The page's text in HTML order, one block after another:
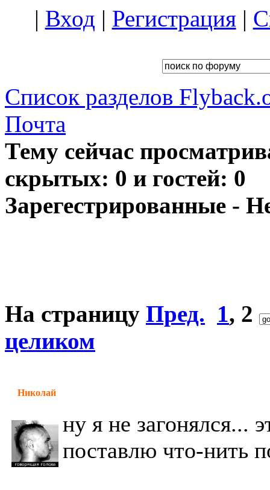
| Вход | Регистрация|
Список разделов
Почта
Тему сейчас
скрытых: 0 и гостей: 0
Зарегестрированные -
На страницу Пред. 1, 2
целиком
Николай
ну я не загонялся...
поставлю что-нить